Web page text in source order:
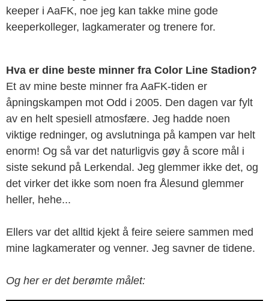
keeper i AaFK, noe jeg kan takke mine gode
keeperkolleger, lagkamerater og trenere for.
Hva er dine beste minner fra Color Line Stadion?
Et av mine beste minner fra AaFK-tiden er
åpningskampen mot Odd i 2005. Den dagen var fylt
av en helt spesiell atmosfære. Jeg hadde noen
viktige redninger, og avslutninga på kampen var helt
enorm! Og så var det naturligvis gøy å score mål i
siste sekund på Lerkendal. Jeg glemmer ikke det, og
det virker det ikke som noen fra Ålesund glemmer
heller, hehe...
Ellers var det alltid kjekt å feire seiere sammen med
mine lagkamerater og venner. Jeg savner de tidene.
Og her er det berømte målet: